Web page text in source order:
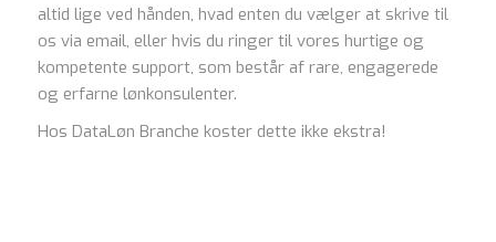
altid lige ved hånden, hvad enten du vælger at skrive til
os via email, eller hvis du ringer til vores hurtige og
kompetente support, som består af rare, engagerede
og erfarne lønkonsulenter.
Hos DataLøn Branche koster dette ikke ekstra!